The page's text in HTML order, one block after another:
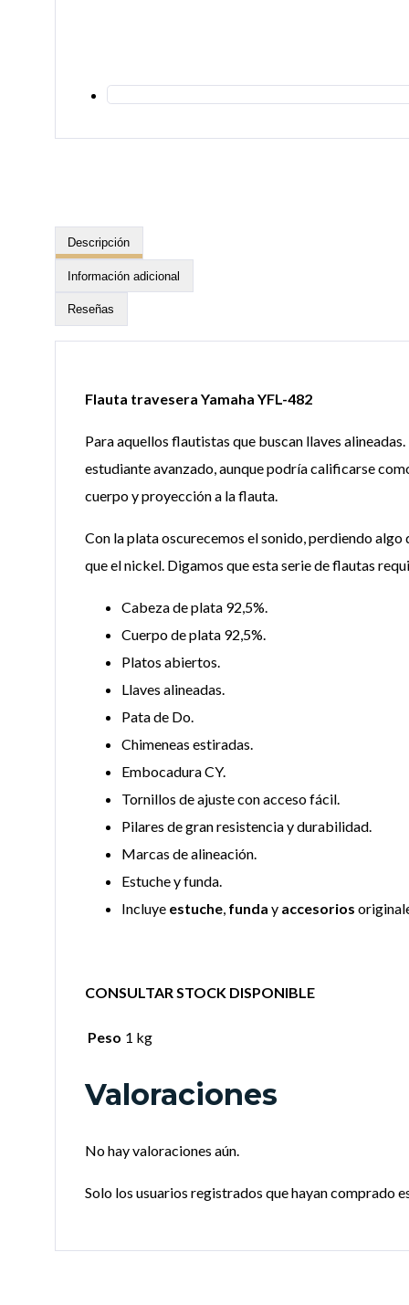
Descripción
Información adicional
Reseñas
Flauta travesera Yamaha YFL-482
Para aquellos flautistas que buscan llaves
estudiante avanzado, aunque podría calificarse
cuerpo y proyección a la flauta.
Con la plata oscurecemos el sonido, perdiendo
que el nickel. Digamos que esta serie de flautas
Cabeza de plata 92,5%.
Cuerpo de plata 92,5%.
Platos abiertos.
Llaves alineadas.
Pata de Do.
Chimeneas estiradas.
Embocadura CY.
Tornillos de ajuste con acceso fácil.
Pilares de gran resistencia y durabilidad.
Marcas de alineación.
Estuche y funda.
Incluye estuche funda y accesorios
CONSULTAR STOCK DISPONIBLE
Peso 1 kg
Valoraciones
No hay valoraciones aún.
Solo los usuarios registrados que hayan comprado